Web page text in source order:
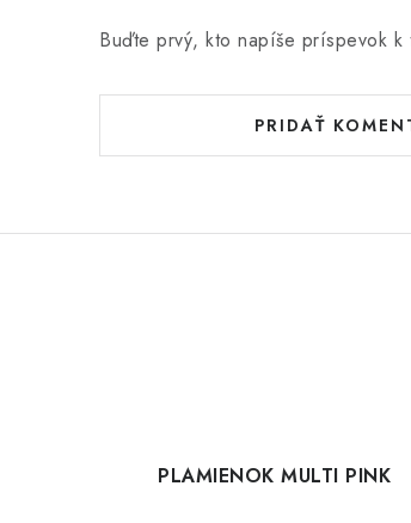
Buďte prvý, kto napíše príspevok k
PRIDAŤ
PLAMIENOK MULTI PINK